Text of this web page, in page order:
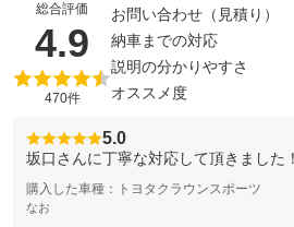
総合評価
4.9 （5点満点
470件
お問い合わせ（見積り）
納車までの対応
説明の分かりやすさ
オススメ度
5.0
坂口さんに丁寧な対応して頂きました！
購入した車種：トヨタクラウンスポーツ
なお